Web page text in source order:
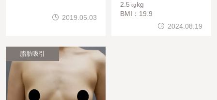
2019.05.03
2.5㎏kg
BMI：19.9
2024.08.19
脂肪吸引